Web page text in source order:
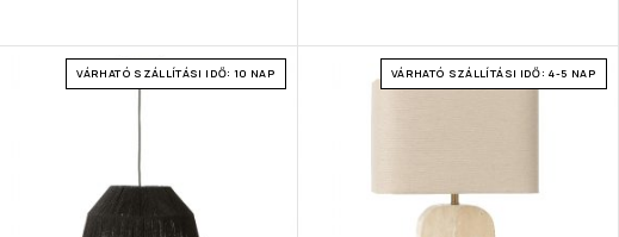
VÁRHATÓ SZÁLLÍTÁSI IDŐ: 10 NAP VÁRHATÓ SZÁLLÍTÁSI IDŐ: 4-5 NAP